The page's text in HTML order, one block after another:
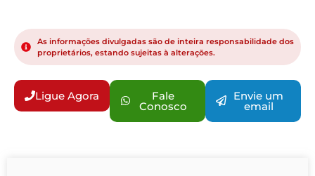
As informações divulgadas são de inteira responsabilidade dos
proprietários, estando sujeitas à alterações.
Ligue Agora Fale
Conosco
Envie um
email